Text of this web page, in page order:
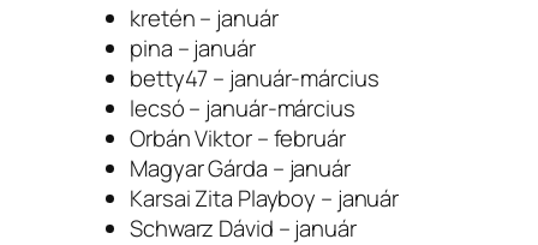
kretén – január
pina – január
betty47 – január-március
lecsó – január-március
Orbán Viktor – február
Magyar Gárda – január
Karsai Zita Playboy – január
Schwarz Dávid – január